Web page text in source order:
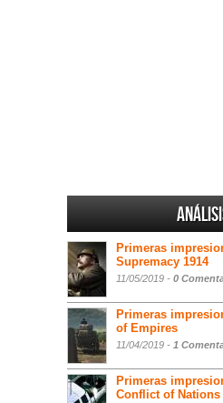
Primeras
Supremacy 1914
11/05/2019 - 0
Primeras
of Empires
11/04/2019 - 1
Primeras
Conflict of Nations